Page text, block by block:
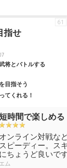
指せ
将とバトルする
目指そう
てくれる！
61
時間で楽しめる
オンライン対戦な
スピーディー。ス
にちょうど良いで
エム